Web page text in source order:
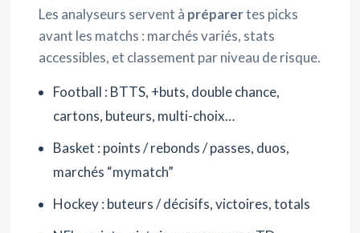
Les analyseurs servent à préparertes picks
avant les matchs : marchés variés, stats
accessibles, et classement par niveau de risque.
Football : BTTS, +buts, double chance,
cartons, buteurs, multi-choix…
Basket : points / rebonds / passes, duos,
marchés “mymatch”
Hockey : buteurs / décisifs, victoires, totals